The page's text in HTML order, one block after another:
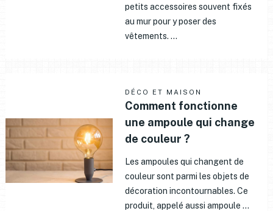
petits accessoires souvent fixés
au mur pour y poser des
vêtements. …
DÉCO ET MAISON
Comment fonctionne
une ampoule qui change
de couleur ?
Les ampoules qui changent de
couleur sont parmi les objets de
décoration incontournables. Ce
produit, appelé aussi ampoule …